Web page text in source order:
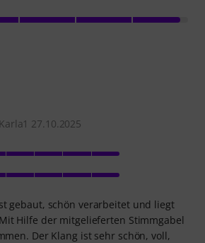
Karla1 27.10.2025
gebaut, schön verarbeitet und liegt
Hilfe der mitgelieferten Stimmgabel
Der Klang ist sehr schön, voll,